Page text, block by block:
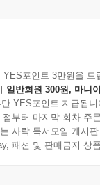
포인트 3만원을 드
일반회원 300원, 마니
YES포인트 지급됩니
부터 마지막 회차 주
사락 독서모임 게시
패션 및 판매금지 상